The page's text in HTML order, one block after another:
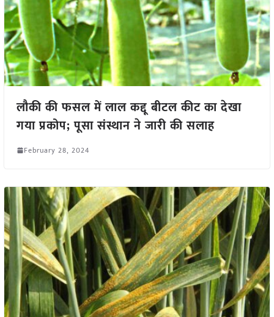
लौकी की फसल में लाल कद्दू बीटल कीट का देखा
गया प्रकोप; पूसा संस्थान ने जारी की सलाह
February 28, 2024